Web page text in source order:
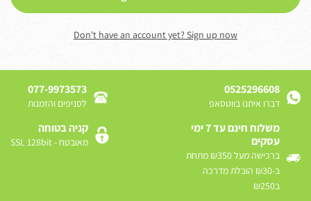
Don't have an account yet?Sign up now
0525296608
דברו איתנו בווטסאפ
077-9973573
לסניפים והזמנות
משלוח חינם עד 7 ימי
עסקים
ברכישה מעל ₪350 מתחת
ב-₪30 הובלת מדרכה
ב₪250
קניה בטוחה
מאובטח - SSL 128bit